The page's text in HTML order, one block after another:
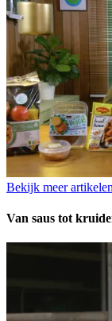
Bekijk meer
Van saus tot